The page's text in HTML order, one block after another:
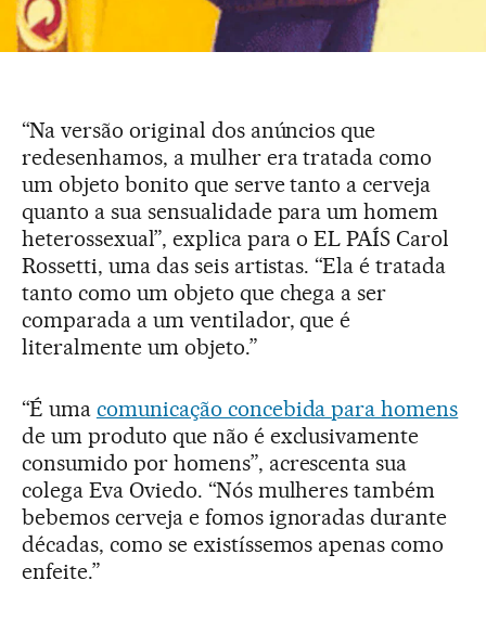
“Na versão original dos anúncios que
redesenhamos, a mulher era tratada como
um objeto bonito que serve tanto a cerveja
quanto a sua sensualidade para um homem
heterossexual”, explica para o EL PAÍS Carol
Rossetti, uma das seis artistas. “Ela é tratada
tanto como um objeto que chega a ser
comparada a um ventilador, que é
literalmente um objeto.”
“É uma comunicação concebida para homens
de um produto que não é exclusivamente
consumido por homens”, acrescenta sua
colega Eva Oviedo. “Nós mulheres também
bebemos cerveja e fomos ignoradas durante
décadas, como se existíssemos apenas como
enfeite.”